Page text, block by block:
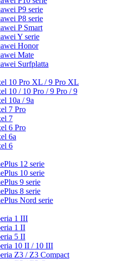
P9 serie
P8 serie
P Smart
Y serie
Honor
Mate
Surfplatta
10 Pro XL / 9 Pro XL
10 / 10 Pro / 9 Pro / 9
10a / 9a
7 Pro
7
6 Pro
6a
6
12 serie
10 serie
9 serie
8 serie
Nord serie
1 III
1 II
5 II
10 II / 10 III
Z3 / Z3 Compact